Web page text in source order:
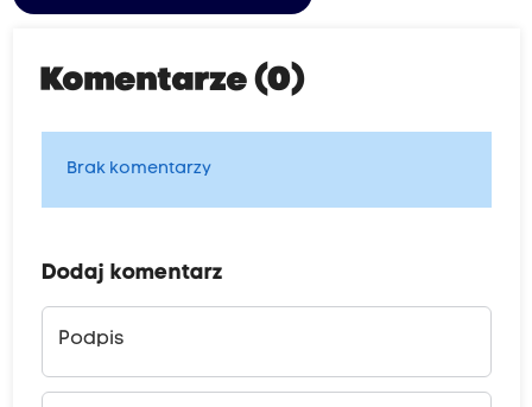
Komentarze (0)
Brak komentarzy
Dodaj komentarz
Podpis